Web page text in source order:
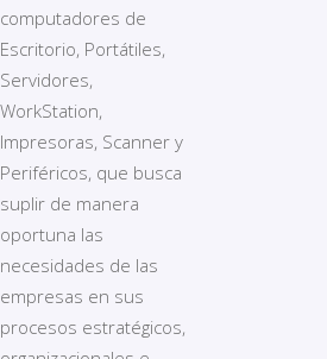
computadores de
Escritorio, Portátiles,
Servidores,
WorkStation,
Impresoras, Scanner y
Periféricos, que busca
suplir de manera
oportuna las
necesidades de las
empresas en sus
procesos estratégicos,